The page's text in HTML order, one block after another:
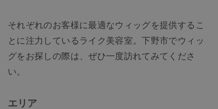
それぞれのお客様に最適なウィッグを提供するこ
とに注力しているライク美容室。下野市でウィッ
グをお探しの際は、ぜひ一度訪れてみてくださ
い。
エリア